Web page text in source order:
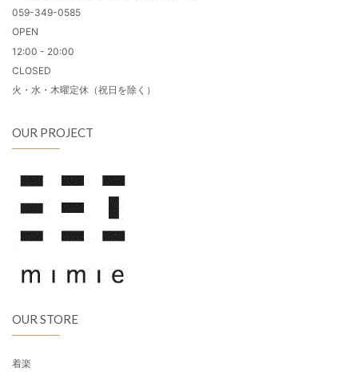
059-349-0585
OPEN
12:00 - 20:00
CLOSED
火・水・木曜定休（祝日を除く）
OUR PROJECT
OUR STORE
着楽